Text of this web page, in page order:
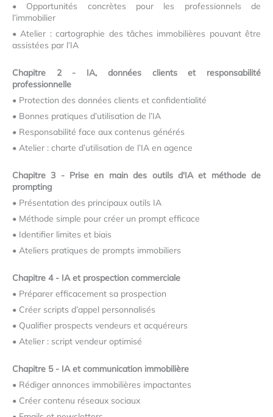
• Opportunités concrètes pour les professionnels de
l’immobilier
•Atelier : cartographie des tâches immobilières pouvant être
assistées par l’IA
Chapitre 2 - IA, données clients et responsabilité
professionnelle
• Protection des données clients et confidentialité
• Bonnes pratiques d’utilisation de l’IA
• Responsabilité face aux contenus générés
• Atelier : charte d’utilisation de l’IA en agence
Chapitre 3 - Prise en main des outils d'IA et méthode de
prompting
• Présentation des principaux outils IA
• Méthode simple pour créer un prompt efficace
• Identifier limites et biais
• Ateliers pratiques de prompts immobiliers
Chapitre 4 - IA et prospection commerciale
• Préparer efficacement sa prospection
• Créer scripts d’appel personnalisés
• Qualifier prospects vendeurs et acquéreurs
• Atelier : script vendeur optimisé
Chapitre 5 - IA et communication immobilière
• Rédiger annonces immobilières impactantes
• Créer contenu réseaux sociaux